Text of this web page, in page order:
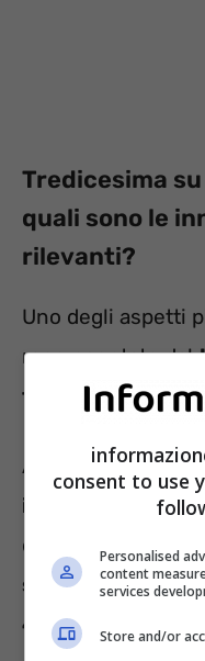
Tredicesima
quali sono le
rilevanti?
Uno degli aspetti
rappresentato dal
tredicesima.
Al momento, si
introdurre
quella attuale
seconda del
43%.
consent to use
Personalised
content
services
Store and/or